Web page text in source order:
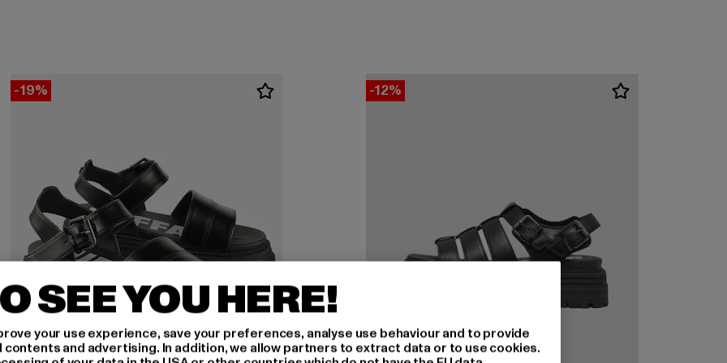
-19% -12%
SEE YOU HERE!
your use experience, save your preferences, analyse use behaviour and to provide
and advertising. In addition, we allow partners to extract data or to use cookies.